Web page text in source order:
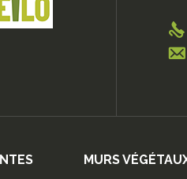
MURS